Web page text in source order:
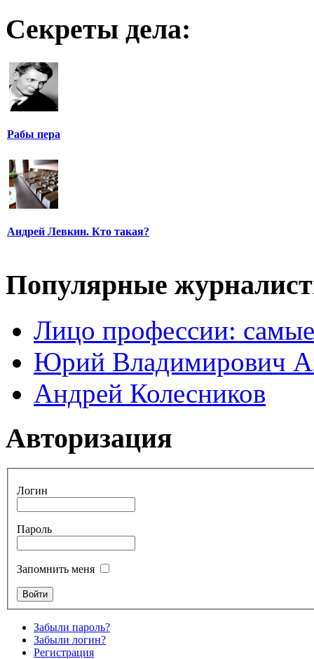
Секреты дела:
Рабы пера
Андрей Левкин. Кто такая?
Популярные
Лицо профессии:
Юрий Владимирович
Андрей Колесников
Авторизация
Логин
Пароль
Запомнить меня
Забыли пароль?
Забыли логин?
Регистрация